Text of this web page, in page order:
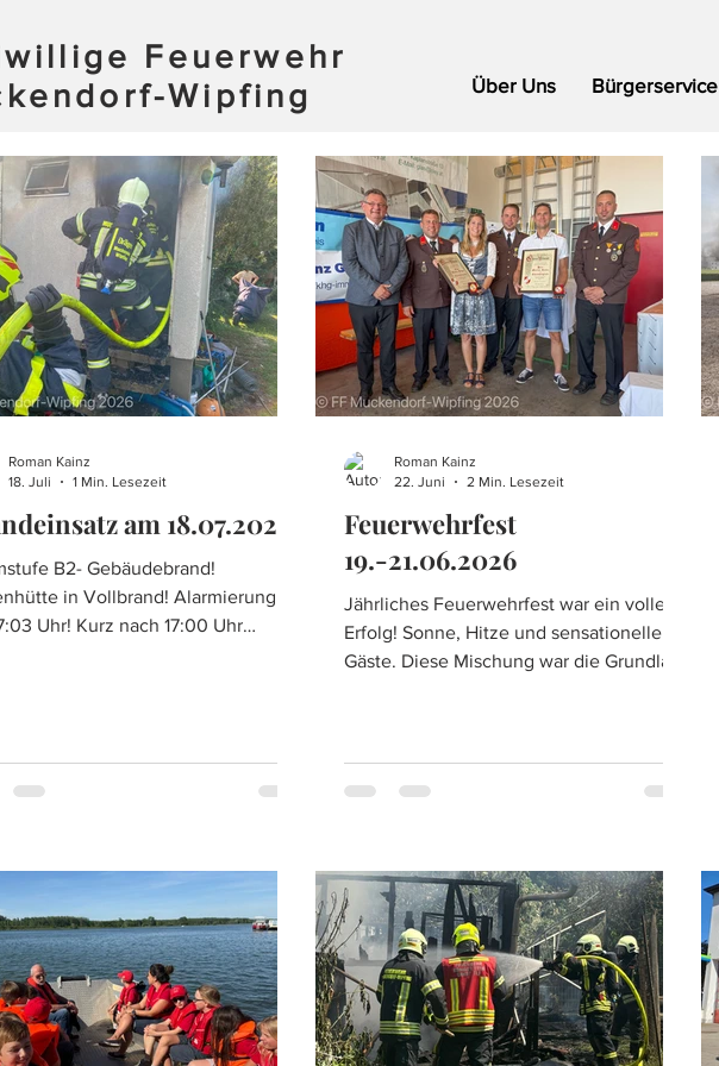
Feuerwehr
Wipfing
Über Uns Bürgerservice
am 18.07.2026.
B2- Gebäudebrand!
in Vollbrand! Alarmierung
Kurz nach 17:00 Uhr
in Vollbrand und dies
natürlich unser Einschreiten
mit allen vorhandenen Mitteln.
diese erste Löschhilfe konnte ein
Roman Kainz
18. Juli
1 Min. Lesezeit
Feuerwehrfest
19.-21.06.2026
Jährliches Feuerwehrfest war ein voller
Erfolg! Sonne, Hitze und sensationelle
Gäste. Diese Mischung war die Grundlage
natürlich handwerkliches Geschick
Feuerwehrhaus. Als Sieger ging Thomas
Klim der FF Muckendorf-Wipfing, hervor.
Der Samstag startete um 16:00 Uhr
Roman Kainz
22. Juni
2 Min. Lesezeit